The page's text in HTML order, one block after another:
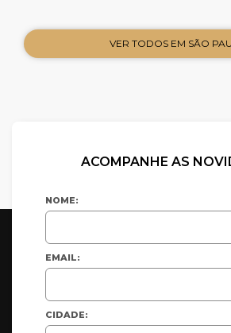
VER TODOS EM SÃO
ACOMPANHE AS
NOME:
EMAIL:
CIDADE: